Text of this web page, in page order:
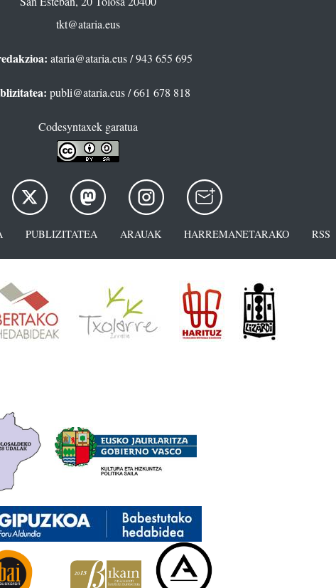
tkt@ataria.eus
ataria@ataria.eus/ 943 655 695
publi@ataria.eus/ 661 678 818
Codesyntaxek garatua
PUBLIZITATEA ARAUAK HARREMANETARAKO RSS